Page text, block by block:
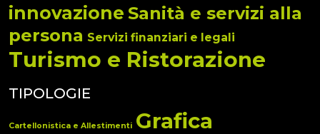
innovazione Sanità e servizi alla
persona Servizi finanziari e legali
Turismo e Ristorazione
TIPOLOGIE
Cartellonistica e Allestimenti Grafica